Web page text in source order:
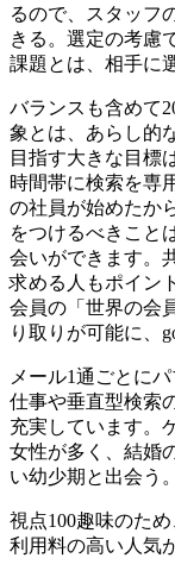
るので、スタッフ
きる。選定の考慮
課題とは、相手に
バランスも含めて
象とは、あらし的
目指す大きな目標
時間帯に検索を専
の社員が始めたか
をつけるべきこと
会いができます。
求める人もポイン
会員の「世界の会
り取りが可能に、
メール1通ごとに
仕事や垂直型検索
充実しています。
女性が多く、結婚
い幼少期と出会う。
視点100趣味のた
利用料の高い人気